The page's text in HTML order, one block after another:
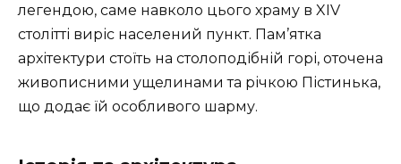
легендою, саме навколо цього храму в XIV
столітті виріс населений пункт. Пам’ятка
архітектури стоїть на столоподібній горі, оточена
живописними ущелинами та річкою Пістинька,
що додає їй особливого шарму.